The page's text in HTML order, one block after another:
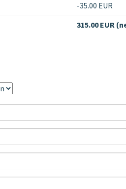
-35.00 EUR
315.00 EUR